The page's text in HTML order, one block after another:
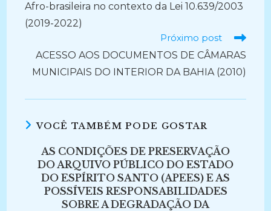
Afro-brasileira no contexto da Lei 10.639/2003
(2019-2022)
Próximo post
ACESSO AOS DOCUMENTOS DE CÂMARAS
MUNICIPAIS DO INTERIOR DA BAHIA (2010)
VOCÊ TAMBÉM PODE GOSTAR
AS CONDIÇÕES DE PRESERVAÇÃO
DO ARQUIVO PÚBLICO DO ESTADO
DO ESPÍRITO SANTO (APEES) E AS
POSSÍVEIS RESPONSABILIDADES
SOBRE A DEGRADAÇÃO DA